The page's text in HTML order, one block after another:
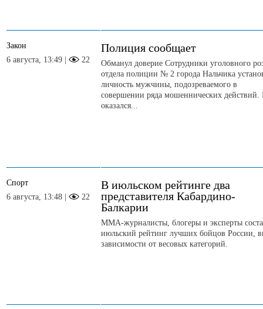
Закон
6 августа, 13:49 |
22
Полиция сообщает
Обманул доверие Сотрудники уголовного
отдела полиции № 2 города Нальчика
личность мужчины, подозреваемого в
совершении ряда мошеннических
оказался...
Спорт
6 августа, 13:48 |
22
В июльском рейтинге два
представителя Кабардино-
Балкарии
ММА-журналисты, блогеры и эксперты
июльский рейтинг лучших бойцов России,
зависимости от весовых категорий.